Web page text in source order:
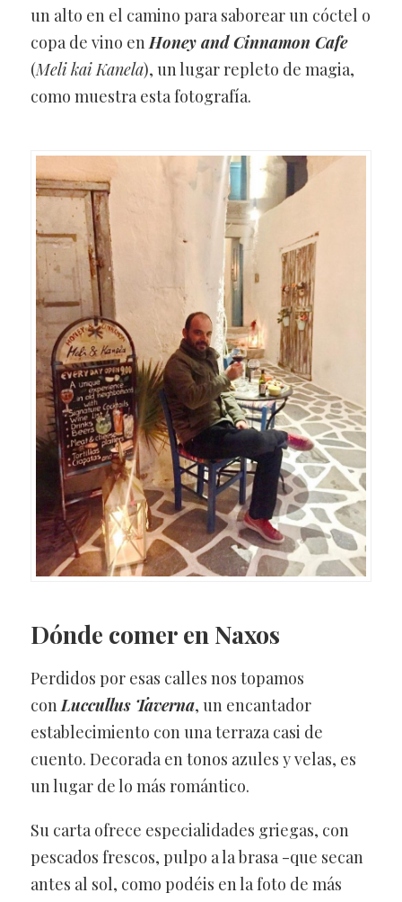
un alto en el camino para saborear un cóctel o
copa de vino en Honey and Cinnamon Cafe
(Meli kai Kanela), un lugar repleto de magia,
como muestra esta fotografía.
Dónde comer en Naxos
Perdidos por esas calles nos topamos
con Luccullus Taverna, un encantador
establecimiento con una terraza casi de
cuento. Decorada en tonos azules y velas, es
un lugar de lo más romántico.
Su carta ofrece especialidades griegas, con
pescados frescos, pulpo a la brasa -que secan
antes al sol, como podéis en la foto de más